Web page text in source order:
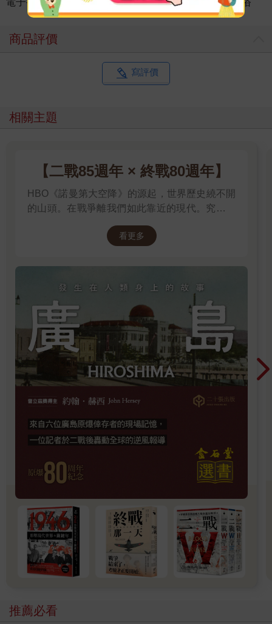
商品評價
寫評價
相關主題
【二戰85週年 × 終戰80週年】
HBO《諾曼第大空降》的源起，世界歷史繞不開
的山頭。在戰爭離我們如此靠近的現代。究竟是
後、影響至今的軍事衝突？我們站在世界和平的
理由。
看更多
推薦必看